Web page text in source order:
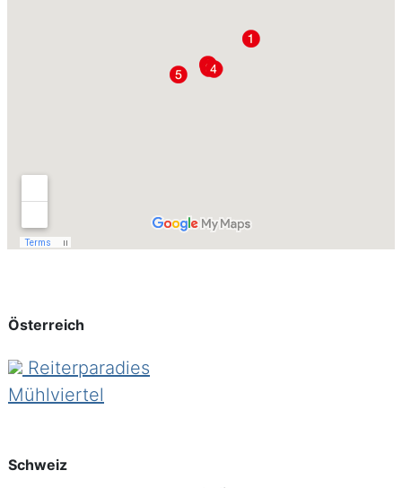
Bergkulisse laden zu augedehnten Ritten ein.
Darüber hinaus bieten wir Ihnen fundierten
Richtige. Dazu geniessen Sie die
Gemütlichkeit, Gastfreundschaft und nicht
zuletzt tägliche Gaumenfreuden auf unseren
Österreich
Reiterparadies
Mühlviertel
Schweiz